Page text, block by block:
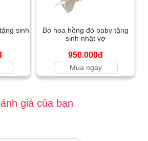
sinh
Bó hoa hồng đỏ baby tặng
sinh nhật vợ
950.000đ
Mua ngay
giá của bạn